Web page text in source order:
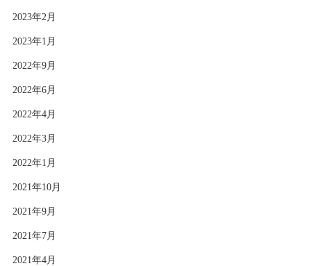
2023年2月
2023年1月
2022年9月
2022年6月
2022年4月
2022年3月
2022年1月
2021年10月
2021年9月
2021年7月
2021年4月